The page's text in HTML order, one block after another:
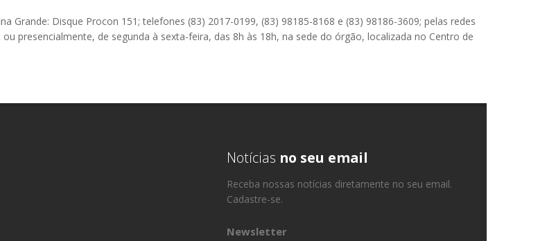
Grande: Disque Procon 151; telefones (83) 2017-0199, (83) 98185-8168 e (83) 98186-3609; pelas redes
presencialmente, de segunda à sexta-feira, das 8h às 18h, na sede do órgão, localizada no Centro de
Notícias no seu email
Receba nossas notícias diretamente no seu email.
Cadastre-se.
Newsletter